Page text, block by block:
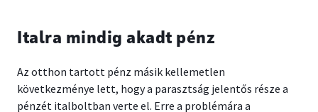
Italra mindig akadt pénz
Az otthon tartott pénz másik kellemetlen
következménye lett, hogy a parasztság jelentős része a
pénzét italboltban verte el. Erre a problémára a